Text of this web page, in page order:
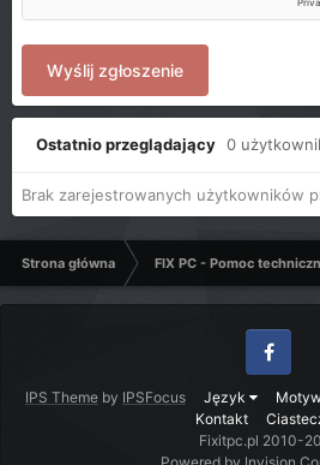
Wyślij zgłoszenie
Ostatnio przeglądający 0
Brak zarejestrowanych użytkowników
Strona główna FIX PC - Pomoc
IPS Theme by IPSFocus Język
Kontakt
Facebook
Fixitpc.pl 2010-